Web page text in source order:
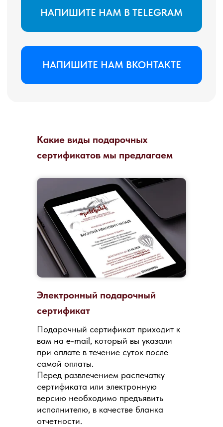
Какие виды подарочных
сертификатов мы предлагаем
Электронный подарочный
сертификат
Подарочный сертификат приходит к
вам на e-mail, который вы указали
при оплате в течение суток после
самой оплаты.
Перед развлечением распечатку
сертификата или электронную
версию необходимо предъявить
исполнителю, в качестве бланка
отчетности.